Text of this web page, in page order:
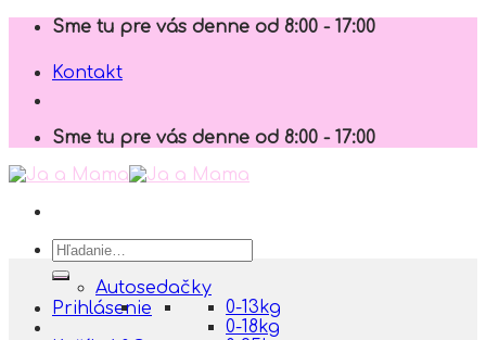
Skip
content
Sme tu pre vás denne od 8:00 - 17:00
Kontakt
Sme tu pre vás denne od 8:00 - 17:00
Hľadať:
Prihlásenie
Autosedačky
0-13kg
0-18kg